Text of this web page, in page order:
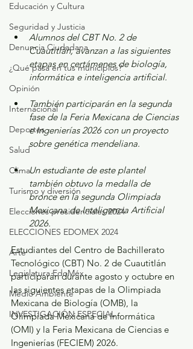
Educación y Cultura
Seguridad y Justicia
Denuncia Ciudadana
¿Qué pasa en tus municipios?
Opinión
Internacional
Deportes
Salud
Clima
Turismo y diversión
Elecciones presidenciales 2024
ELECCIONES EDOMEX 2024
Arte
Legislatura EdoMéx
Medio Ambiente
INVESTIGACIÓN ESPECIAL
Alumnos del CBT No. 2 de
Cuautitlán, avanzan a las siguientes
etapas en certámenes de biología,
informática e inteligencia artificial.
También participarán en la segunda
fase de la Feria Mexicana de Ciencias
e Ingenierías 2026 con un proyecto
sobre genética mendeliana.
Un estudiante de este plantel
también obtuvo la medalla de
bronce en la segunda Olimpiada
Mexicana de Inteligencia Artificial
2026.
Estudiantes del Centro de Bachillerato
Tecnológico (CBT) No. 2 de Cuautitlán
participarán durante agosto y octubre en
las siguientes etapas de la Olimpiada
Mexicana de Biología (OMB), la
Olimpiada Mexicana de Informática
(OMI) y la Feria Mexicana de Ciencias e
Ingenierías (FECIEM) 2026.